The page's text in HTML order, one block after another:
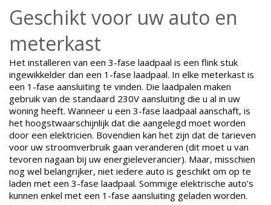
Geschikt voor uw auto en
meterkast
Het installeren van een 3-fase laadpaal is een flink stuk
ingewikkelder dan een 1-fase laadpaal. In elke meterkast is
een 1-fase aansluiting te vinden. Die laadpalen maken
gebruik van de standaard 230V aansluiting die u al in uw
woning heeft. Wanneer u een 3-fase laadpaal aanschaft, is
het hoogstwaarschijnlijk dat die aangelegd moet worden
door een elektricien. Bovendien kan het zijn dat de tarieven
voor uw stroomverbruik gaan veranderen (dit moet u van
tevoren nagaan bij uw energieleverancier). Maar, misschien
nog wel belangrijker, niet iedere auto is geschikt om op te
laden met een 3-fase laadpaal. Sommige elektrische auto’s
kunnen enkel met een 1-fase aansluiting geladen worden.